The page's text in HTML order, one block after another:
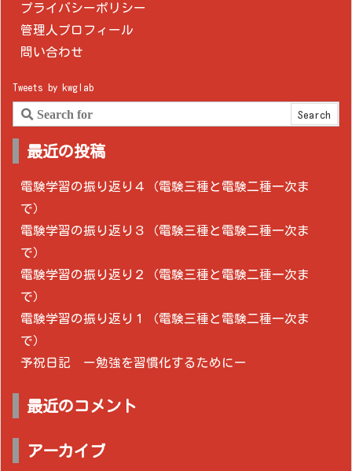
プライバシーポリシー
管理人プロフィール
問い合わせ
Tweets by kwglab
最近の投稿
電験学習の振り返り４（電験三種と電験二種一次ま
で）
電験学習の振り返り３（電験三種と電験二種一次ま
で）
電験学習の振り返り２（電験三種と電験二種一次ま
で）
電験学習の振り返り１（電験三種と電験二種一次ま
で）
予祝日記 ー勉強を習慣化するためにー
最近のコメント
アーカイブ